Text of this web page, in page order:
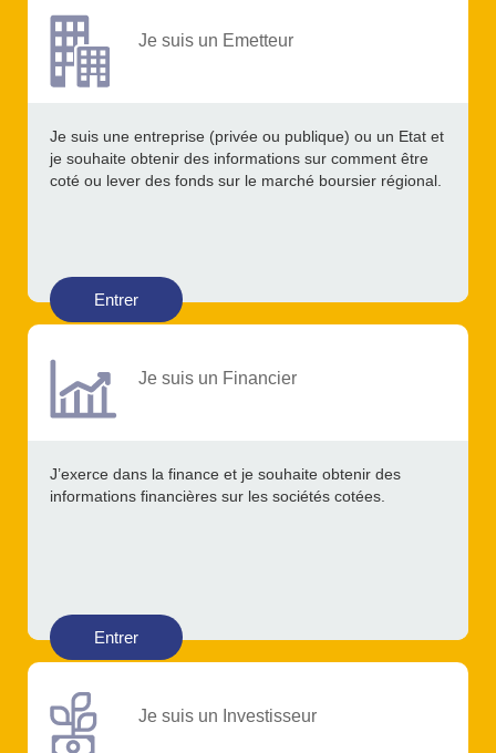
Je suis un Emetteur
Je suis une entreprise (privée ou publique) ou un Etat et
je souhaite obtenir des informations sur comment être
coté ou lever des fonds sur le marché boursier régional.
Entrer
Je suis un Financier
J’exerce dans la finance et je souhaite obtenir des
informations financières sur les sociétés cotées.
Entrer
Je suis un Investisseur